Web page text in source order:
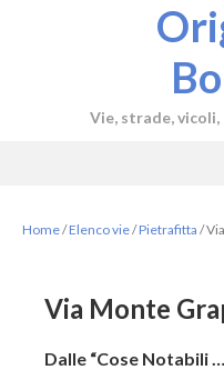
Vie, strade, vicoli,
Home/Elenco vie/Pietrafitta /
Via Monte
Dalle “Cose Notabili